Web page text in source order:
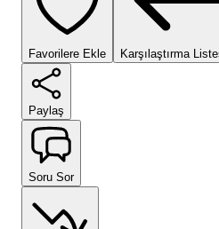
Favorilere Ekle Karşılaştırma
Paylaş
Soru Sor